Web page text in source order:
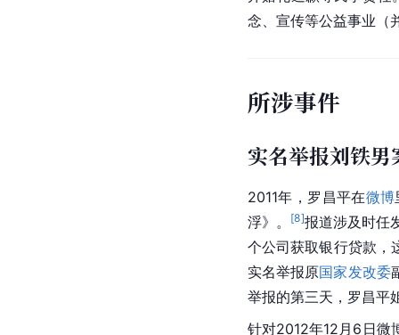
念、宣传等公益事业（
所涉事件
实名举报刘铁男
2011年，罗昌平在微博
浮》。
[8]报道涉及时任
个公司获取银行贷款
实名举报原国家发改委
举报的第三天，罗昌平
针对2012年12月6日微